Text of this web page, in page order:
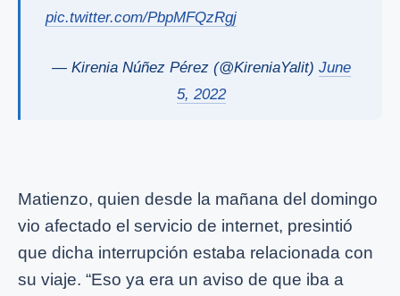
pic.twitter.com/PbpMFQzRgj
— Kirenia Núñez Pérez (@KireniaYalit) June
5, 2022
Matienzo, quien desde la mañana del domingo
vio afectado el servicio de internet, presintió
que dicha interrupción estaba relacionada con
su viaje. “Eso ya era un aviso de que iba a